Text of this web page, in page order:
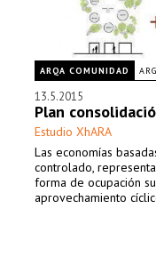
ARQA COMUNIDAD
13.5.2015
Plan
Estudio XhARA
Las economías
controlado,
forma de ocupación
aprovechamiento